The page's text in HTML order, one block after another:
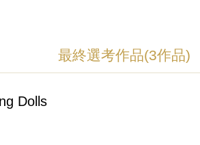
最終選考作品(3作品)
Dolls